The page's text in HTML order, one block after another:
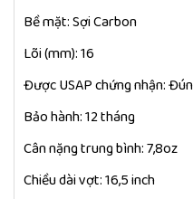
Bề mặt: Sợi Carbon
Lõi (mm): 16
Được USAP chứng nhận:
Bảo hành: 12 tháng
Cân nặng trung bình: 7,8oz
Chiều dài vợt: 16,5 inch